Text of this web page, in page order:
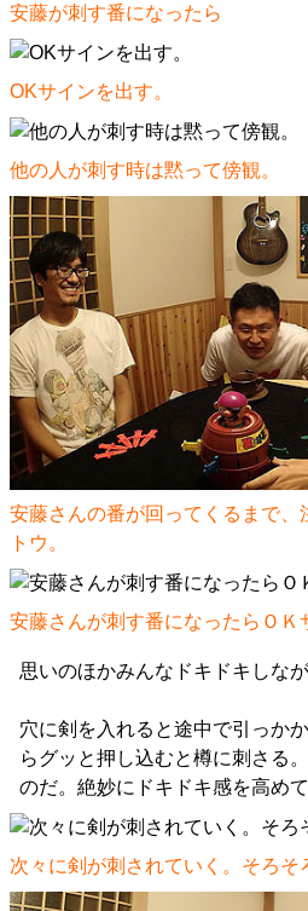
安藤が刺す番になったら
OKサインを出す。
他の人が刺す時は黙って傍観。
安藤さんの番が回ってくるまで、
トウ。
安藤さんが刺す番になったらＯＫ
思いのほかみんなドキドキしなが
穴に剣を入れると途中で引っか
らグッと押し込むと樽に刺さる
のだ。絶妙にドキドキ感を高めて
次々に剣が刺されていく。そろ